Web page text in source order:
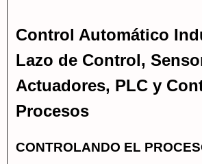
Control Automático
Lazo de Control,
Actuadores, PLC y
Procesos
CONTROLANDO EL